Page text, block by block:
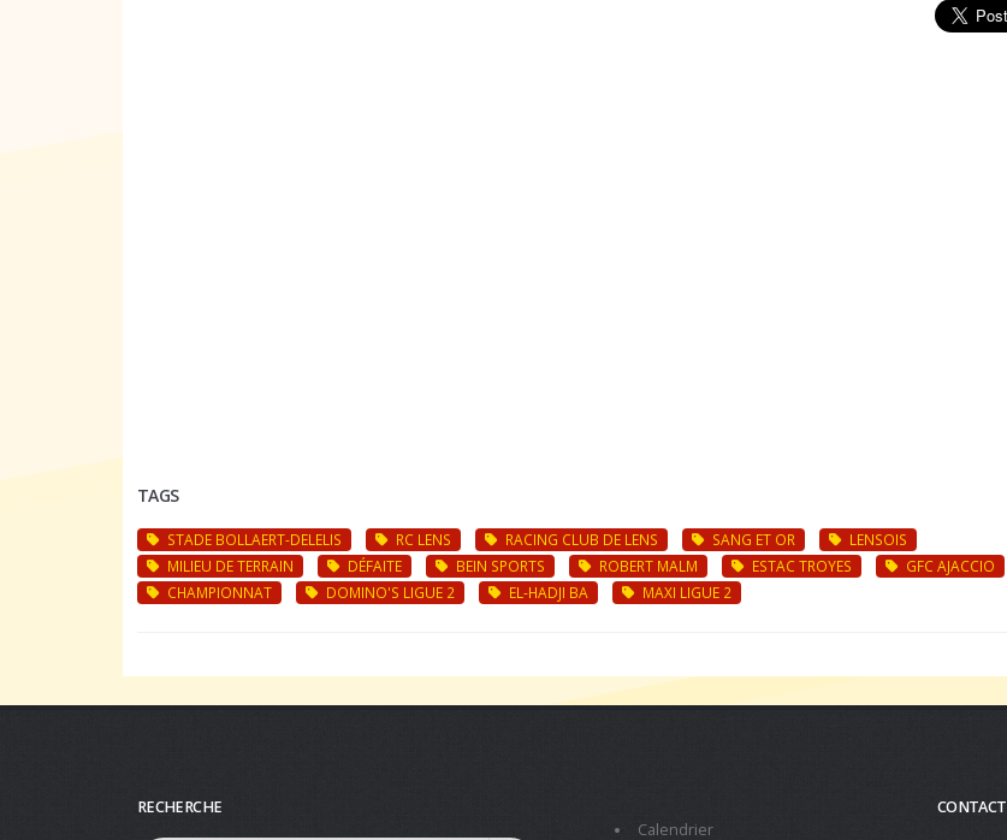
TAGS
STADE BOLLAERT-DELELIS RC LENS RACING CLUB DE LENS SANG ET OR
LENSOIS
MILIEU DE TERRAIN
DÉFAITE BEIN SPORTS ROBERT MALM ESTAC TROYES
GFC AJACCIO
CHAMPIONNAT
DOMINO'S LIGUE 2 EL-HADJI BA MAXI LIGUE 2
RECHERCHE
Calendrier
CONTACT